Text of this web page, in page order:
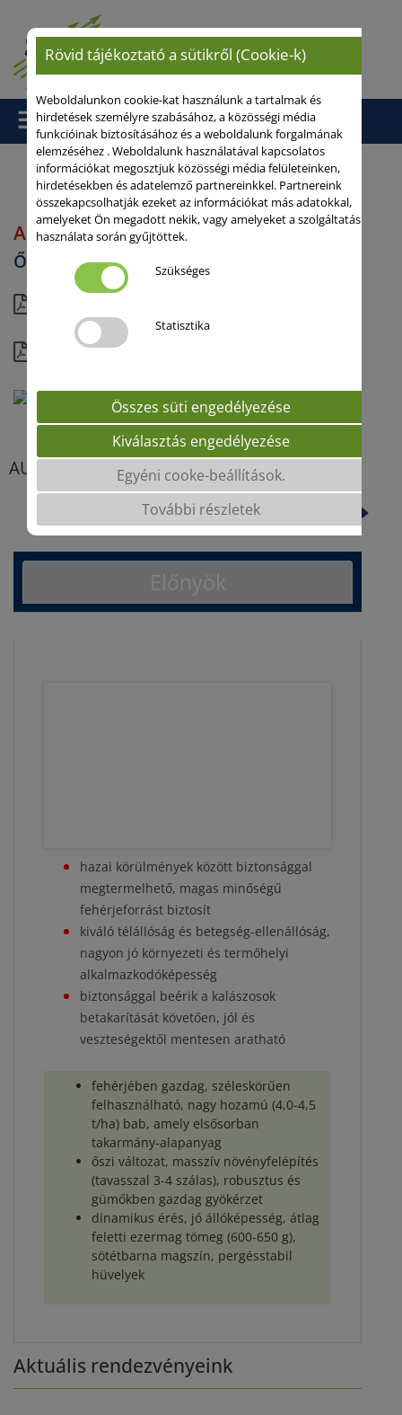
Kezdőlap/ AUGUSTA
Aktuális rendezvényeink
AUGUSTA
Őszi takarmánybab
részletes
AUGUSTA
hazai körülmények között biztonsággal
megtermelhető, magas minőségű
fehérjeforrást biztosít
kiváló télállóság és betegség-ellenállóság,
nagyon jó környezeti és termőhelyi
alkalmazkodóképesség
biztonsággal beérik a kalászosok
betakarítását követően, jól és
veszteségektől mentesen aratható
fehérjében gazdag, széleskörűen
felhasználható, nagy hozamú (4,0-4,5
t/ha) bab, amely elsősorban
takarmány-alapanyag
őszi változat, masszív növényfelépítés
(tavasszal 3-4 szálas), robusztus és
gümőkben gazdag gyökérzet
dinamikus érés, jó állóképesség, átlag
feletti ezermag tömeg (600-650 g),
sötétbarna magszín, pergésstabil
hüvelyek
Rövid tájékoztató a sütikről (Cookie-k)
Weboldalunkon cookie-kat használunk a tartalmak és
hirdetések személyre szabásához, a közösségi média
funkcióinak biztosításához és a weboldalunk forgalmának
elemzéséhez . Weboldalunk használatával kapcsolatos
információkat megosztjuk közösségi média felületeinken,
hirdetésekben és adatelemző partnereinkkel. Partnereink
összekapcsolhatják ezeket az információkat más adatokkal,
amelyeket Ön megadott nekik, vagy amelyeket a szolgáltatás
használata során gyűjtöttek.
Szükséges
Statisztika
Összes süti engedélyezése
Kiválasztás engedélyezése
Egyéni cooke-beállítások.
További részletek